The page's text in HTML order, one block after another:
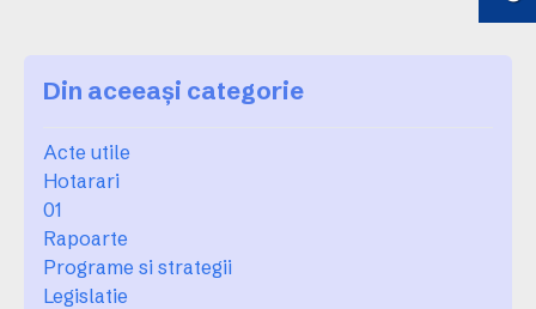
Din aceeași categorie
Acte utile
Hotarari
01
Rapoarte
Programe si strategii
Legislatie